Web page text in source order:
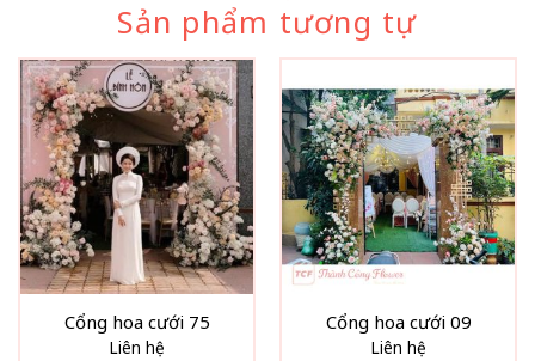
Sản phẩm tương tự
Cổng hoa cưới 75
Liên hệ
Cổng hoa cưới 09
Liên hệ